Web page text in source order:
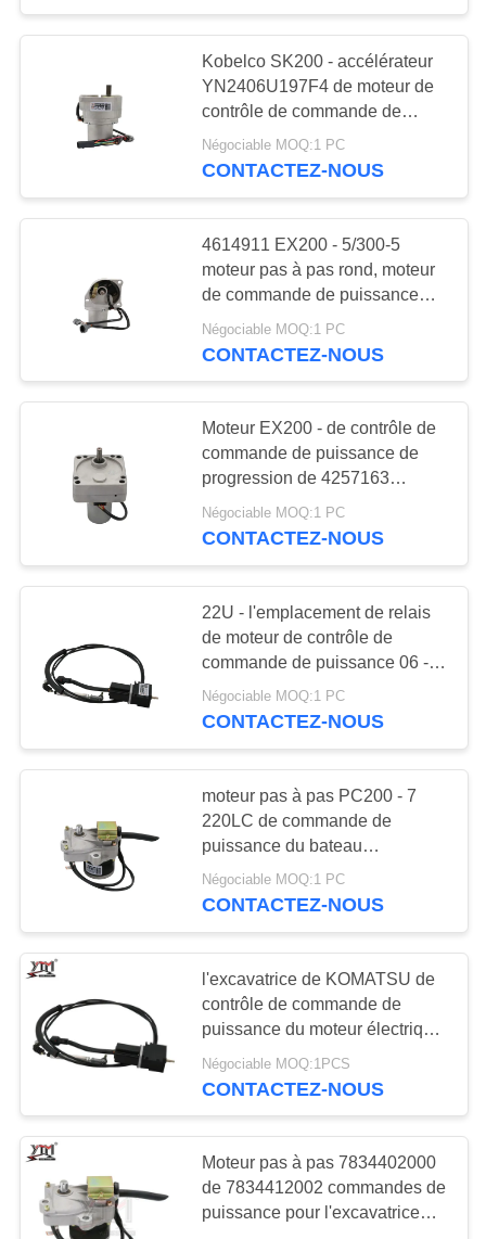
DE
CONTACTEZ-
UNE
CITATION
PLAN
POLITIQUE
DE
CONFIDENTIALITÉ
Turbocompresseurs
de haute
performance
Compresseur
électrique de
climatisation
Moteur de contrôle
de commande de
puissance
Solénoïde d'arrêt de
moteur
Régulateur
d'alternateur
30
Kobelco SK200 - accélérateur
YN2406U197F4 de moteur de
contrôle de commande de
puissance 3
Négociable MOQ:1 PC
CONTACTEZ-NOUS
4614911 EX200 - 5/300-5
moteur pas à pas rond, moteur
de commande de puissance
d'excavatrice de Hitachi
Négociable MOQ:1 PC
CONTACTEZ-NOUS
Moteur EX200 - de contrôle de
commande de puissance de
progression de 4257163
excavatrices garantie 2/3 de 1
an
Négociable MOQ:1 PC
CONTACTEZ-NOUS
22U - l'emplacement de relais
de moteur de contrôle de
commande de puissance 06 -
11790 350z s'appliquent à
PC128US - 7 PC228UU - 7
Négociable MOQ:1 PC
CONTACTEZ-NOUS
moteur pas à pas PC200 - 7
220LC de commande de
puissance du bateau
7834412002 50cc - 7 PC300 - 7
Négociable MOQ:1 PC
CONTACTEZ-NOUS
l'excavatrice de KOMATSU de
contrôle de commande de
puissance du moteur électrique
22u-06-11790 partie PC60-7
228UU 128UU
Négociable MOQ:1PCS
CONTACTEZ-NOUS
Moteur pas à pas 7834402000
de 7834412002 commandes de
puissance pour l'excavatrice